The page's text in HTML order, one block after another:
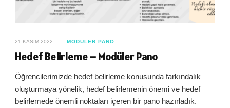
21 KASIM 2022 MODÜLER PANO
Hedef Belirleme – Modüler Pano
Öğrencilerimizde hedef belirleme konusunda farkındalık
oluşturmaya yönelik, hedef belirlemenin önemi ve hedef
belirlemede önemli noktaları içeren bir pano hazırladık.